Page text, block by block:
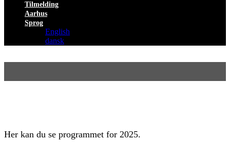
Tilmelding
Aarhus
Sprog
English
dansk
Her kan du se programmet for 2025.